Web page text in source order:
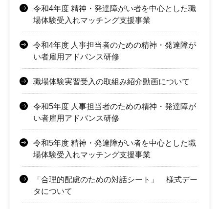
令和4年度 精神・発達障がい者を中心とした職
場体験受入れマッチング支援事業
令和4年度 人事担当者のための精神・発達障が
い者雇用アドバンス研修
職場体験実習受入の取組み紹介動画について
令和5年度 人事担当者のための精神・発達障が
い者雇用アドバンス研修
令和5年度 精神・発達障がい者を中心とした職
場体験受入れマッチング支援事業
「合理的配慮のための対話シート」 様式デー
タについて